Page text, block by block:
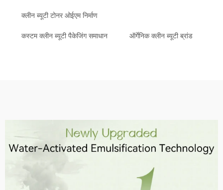
क्लीन ब्यूटी टोनर ओईएम निर्माण
कस्टम क्लीन ब्यूटी पैकेजिंग समाधान ऑर्गेनिक क्लीन ब्यूटी ब्रांड